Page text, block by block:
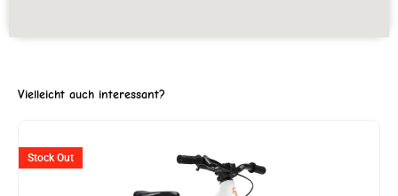
Vielleicht auch interessant?
Stock Out
Preis